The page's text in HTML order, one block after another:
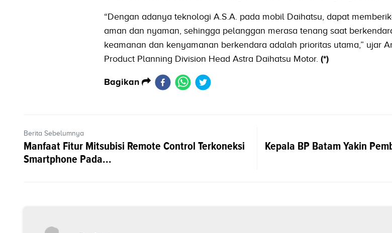
“Dengan adanya teknologi A.S.A. pada mobil Daihatsu, dapat
aman dan nyaman, sehingga pelanggan merasa tenang saat
keamanan dan kenyamanan berkendara adalah prioritas utama,” ujar
Product Planning Division Head Astra Daihatsu Motor. (*)
Bagikan
Berita Sebelumnya
Manfaat Fitur Mitsubisi Remote Control Terkoneksi
Smartphone Pada...
Kepala BP Batam Yakin